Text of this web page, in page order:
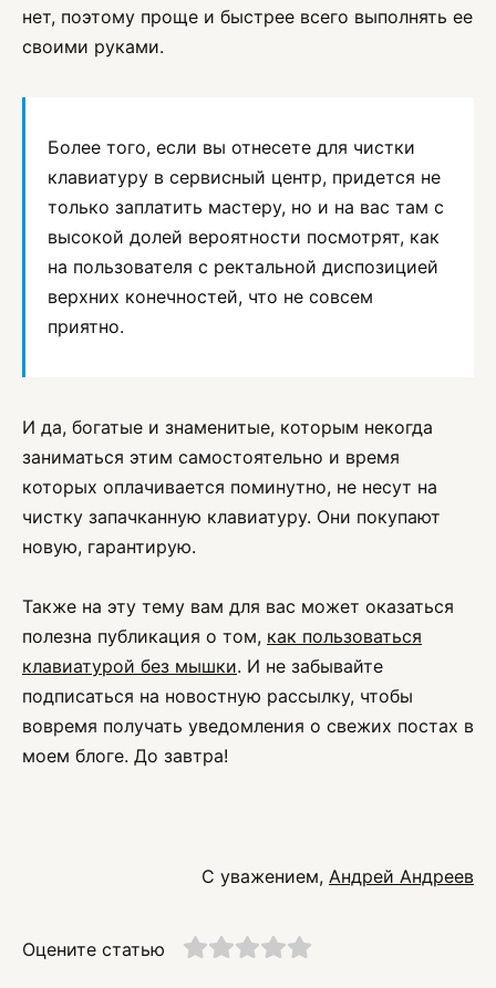
нет, поэтому проще и быстрее всего выполнять ее
своими руками.
Более того, если вы отнесете для чистки
клавиатуру в сервисный центр, придется не
только заплатить мастеру, но и на вас там с
высокой долей вероятности посмотрят, как
на пользователя с ректальной диспозицией
верхних конечностей, что не совсем
приятно.
И да, богатые и знаменитые, которым некогда
заниматься этим самостоятельно и время
которых оплачивается поминутно, не несут на
чистку запачканную клавиатуру. Они покупают
новую, гарантирую.
Также на эту тему вам для вас может оказаться
полезна публикация о том, как пользоваться
клавиатурой без мышки. И не забывайте
подписаться на новостную рассылку, чтобы
вовремя получать уведомления о свежих постах в
моем блоге. До завтра!
С уважением, Андрей Андреев
Оцените статью